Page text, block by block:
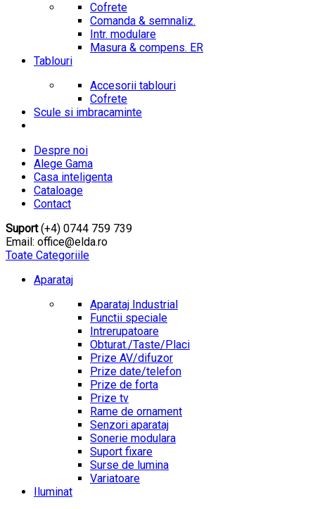
Cofrete
Comanda & semnaliz.
Intr. modulare
Masura & compens. ER
Tablouri
Accesorii tablouri
Cofrete
Scule si imbracaminte
Despre noi
Alege Gama
Casa inteligenta
Cataloage
Contact
Suport(+4) 0744 759 739
Email: office@elda.ro
Toate Categoriile
Aparataj
Aparataj Industrial
Functii speciale
Intrerupatoare
Obturat./Taste/Placi
Prize AV/difuzor
Prize date/telefon
Prize de forta
Prize tv
Rame de ornament
Senzori aparataj
Sonerie modulara
Suport fixare
Surse de lumina
Variatoare
Iluminat